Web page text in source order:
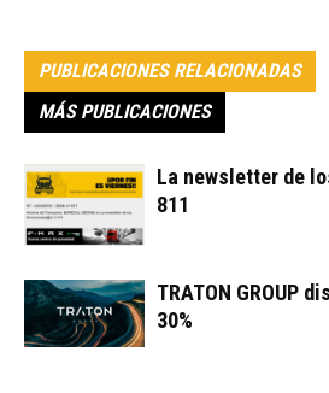
PUBLICACIONES RELACIONADAS
MÁS PUBLICACIONES
La newsletter de
811
TRATON GROUP
30%